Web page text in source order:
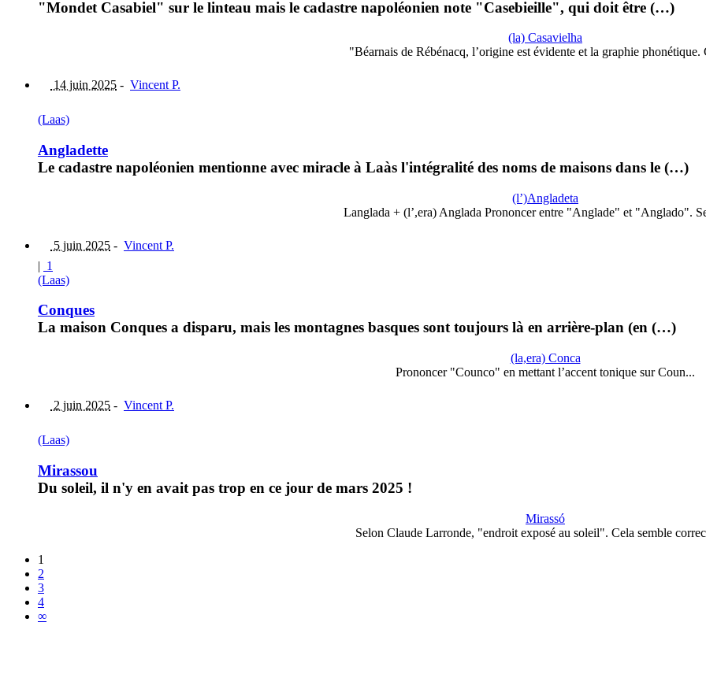
"Mondet Casabiel" sur le linteau mais le cadastre napoléonien note "Casebieille", qui doit être (…)
(la) Casavielha
"Béarnais de Rébénacq, l’origine est évidente et la graphie
14 juin 2025 - Vincent P.
(Laas)
Angladette
Le cadastre napoléonien mentionne avec miracle à Laàs l'intégralité des noms de maisons dans le (…)
(l’)Angladeta
Langlada + (l’,era) Anglada Prononcer entre "Anglade" et "Anglado".
5 juin 2025 - Vincent P.
| 1
(Laas)
Conques
La maison Conques a disparu, mais les montagnes basques sont toujours là en arrière-plan (en (…)
(la,era) Conca
Prononcer "Counco" en mettant l’accent tonique sur Coun...
2 juin 2025 - Vincent P.
(Laas)
Mirassou
Du soleil, il n'y en avait pas trop en ce jour de mars 2025 !
Mirassó
Selon Claude Larronde, "endroit exposé au soleil". Cela semble
1
2
3
4
∞